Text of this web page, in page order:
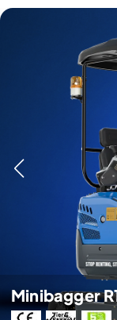
Minibagger